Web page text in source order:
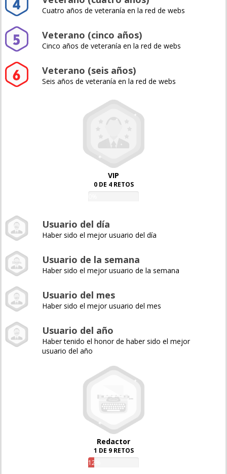
Cuatro años de veteranía en la red de webs
Veterano (cinco años)
Cinco años de veteranía en la red de webs
Veterano (seis años)
Seis años de veteranía en la red de webs
VIP
0 DE 4 RETOS
Usuario del día
Haber sido el mejor usuario del día
Usuario de la semana
Haber sido el mejor usuario de la semana
Usuario del mes
Haber sido el mejor usuario del mes
Usuario del año
Haber tenido el honor de haber sido el mejor
usuario del año
Redactor
1 DE 9 RETOS
12%